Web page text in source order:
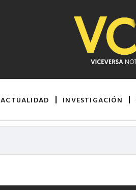
ACTUALIDAD INVESTIGACIÓN